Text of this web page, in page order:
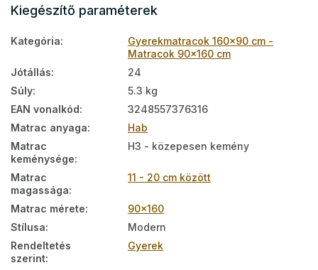
Kiegészítő paraméterek
Kategória:
Gyerekmatracok 160x90 cm -
Matracok 90x160 cm
Jótállás:
24
Súly:
5.3 kg
EAN vonalkód:
3248557376316
Matrac anyaga:
Hab
Matrac
keménysége:
H3 - közepesen kemény
Matrac
magassága:
11 - 20 cm között
Matrac mérete:
90x160
Stílusa:
Modern
Rendeltetés
szerint:
Gyerek